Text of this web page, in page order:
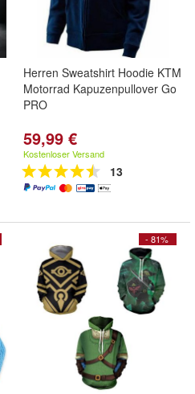
Herren Sweatshirt Hoodie KTM
Motorrad Kapuzenpullover Go
PRO
59,99 €
Kostenloser Versand
13
- 81%